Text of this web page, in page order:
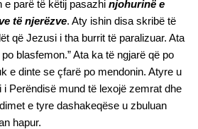
e parë të këtij pasazhi njohurinë e
të njerëzve. Aty ishin disa skribë të
që Jezusi i tha burrit të paralizuar. Ata
blasfemon.” Ata ka të ngjarë që po
e dinte se çfarë po mendonin. Atyre u
i Perëndisë mund të lexojë zemrat dhe
e tyre dashakeqëse u zbuluan
hapur.